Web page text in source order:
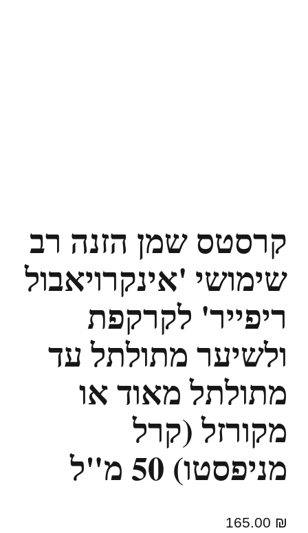
קרסטס שמן הזנה רב
שימושי 'אינקרויאבול
ריפייר' לקרקפת
ולשיער מתולתל עד
מתולתל מאוד או
מקורזל (קרל
מניפסטו) 50 מ"ל
165.00 ₪